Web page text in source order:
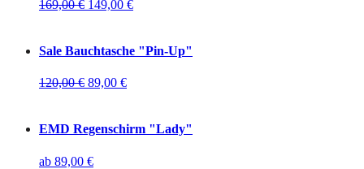
169,00€ 149,00 €
Sale Bauchtasche "Pin-Up"
120,00€ 89,00 €
EMD Regenschirm "Lady"
ab 89,00 €